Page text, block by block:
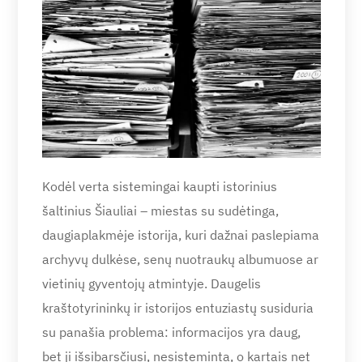
Kodėl verta sistemingai kaupti istorinius
šaltinius Šiauliai – miestas su sudėtinga,
daugiaplakmėje istorija, kuri dažnai paslepiama
archyvų dulkėse, senų nuotraukų albumuose ar
vietinių gyventojų atmintyje. Daugelis
kraštotyrininkų ir istorijos entuziastų susiduria
su panašia problema: informacijos yra daug,
bet ji išsibarsčiusi, nesisteminta, o kartais net